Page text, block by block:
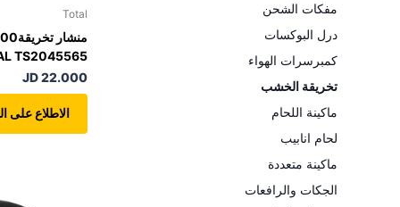
Total
TS2045565
22.000 JD
الاطلاع على
مفكات الشحن
درل البوكسات
كمبرسرات الهواء
تخريقة الخشب
ماكينة اللحام
لحام انابيب
ماكينة متعددة
الجكات والرافعات